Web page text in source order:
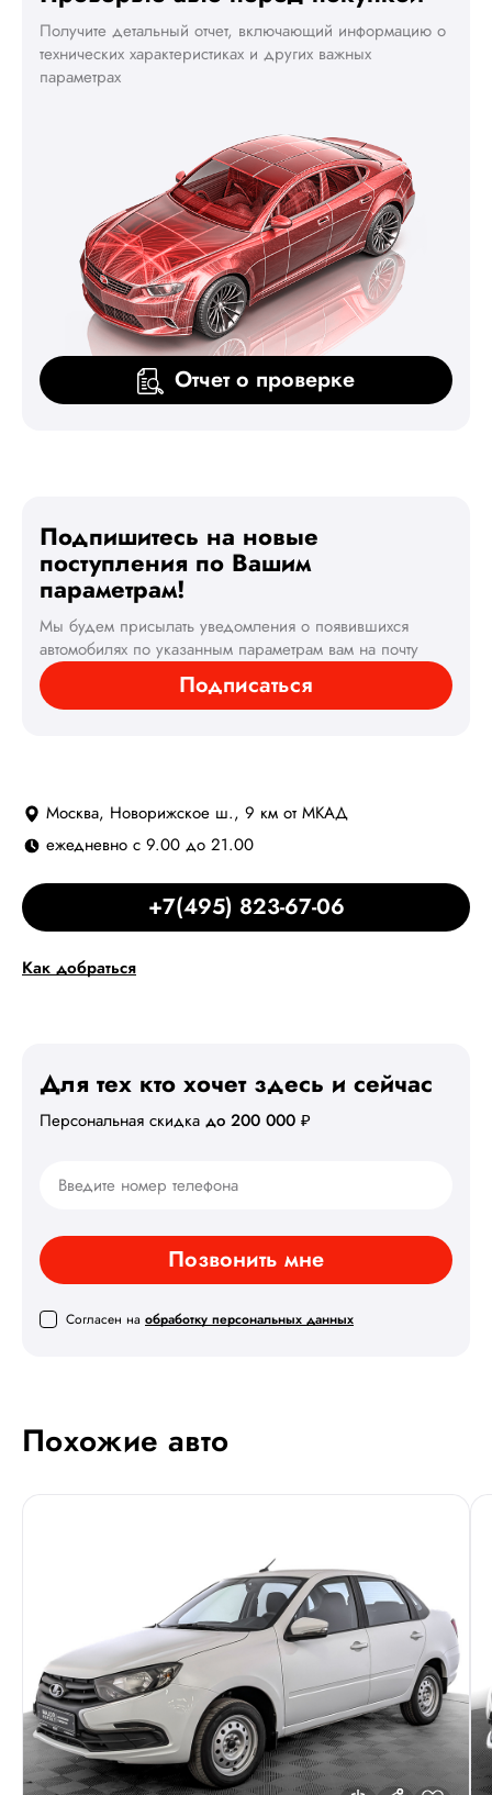
Получите детальный отчет, включающий информацию о
технических характеристиках и других важных
параметрах
Отчет о проверке
Подпишитесь на новые
поступления по Вашим
параметрам!
Мы будем присылать уведомления о появившихся
автомобилях по указанным параметрам вам на почту
Подписаться
Москва, Новорижское ш., 9 км от МКАД
ежедневно с 9.00 до 21.00
+7(495) 823-67-06
Как добраться
Для тех кто хочет здесь и сейчас
Персональная скидка до 200 000 ₽
Позвонить мне
Согласен на обработку персональных данных
Похожие авто